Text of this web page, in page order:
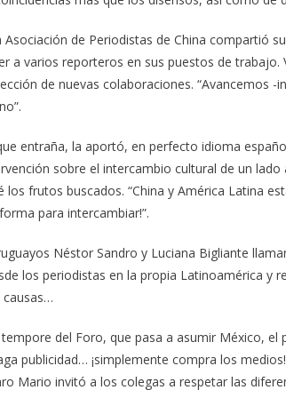
Asociación de Periodistas de China compartió
a varios reporteros en sus puestos de
de nuevas colaboraciones. “Avancemos
entraña, la aportó, en perfecto idioma
sobre el intercambio cultural de un
los frutos buscados. “China y América Latina
para intercambiar!”.
Néstor Sandro y Luciana Bigliante
los periodistas en la propia Latinoamérica y
causas…
del Foro, que pasa a asumir México,
publicidad… ¡simplemente compra los
Mario invitó a los colegas a respetar las